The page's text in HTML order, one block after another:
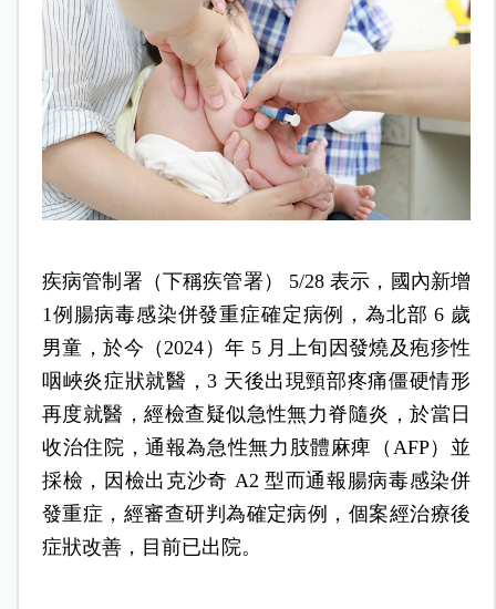
疾病管制署（下稱疾管署） 5/28 表示，國內新增
1例腸病毒感染併發重症確定病例，為北部 6 歲
男童，於今（2024）年 5 月上旬因發燒及疱疹性
咽峽炎症狀就醫，3 天後出現頸部疼痛僵硬情形
再度就醫，經檢查疑似急性無力脊隨炎，於當日
收治住院，通報為急性無力肢體麻痺（AFP）並
採檢，因檢出克沙奇 A2 型而通報腸病毒感染併
發重症，經審查研判為確定病例，個案經治療後
症狀改善，目前已出院。